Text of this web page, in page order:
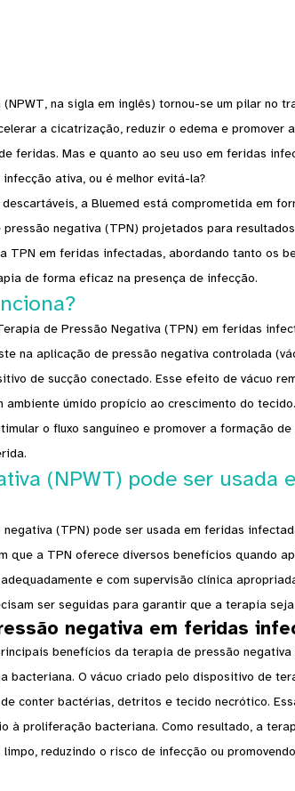
na sigla em inglês) tornou-se um pilar no
a cicatrização, reduzir o edema e promover
feridas. Mas e quanto ao seu uso em feridas
ativa, ou é melhor evitá-la?
a Bluemed ​​está comprometida em
negativa (TPN) projetados para
TPN em feridas infectadas, abordando tanto os
de forma eficaz na presença de infecção.
de Pressão Negativa (TPN) em feridas
na aplicação de pressão negativa controlada
de sucção conectado. Esse efeito de vácuo
úmido propício ao crescimento do
o fluxo sanguíneo e promover a formação
(NPWT) pode ser usada
(TPN) pode ser usada em feridas
que a TPN oferece diversos benefícios quando
e com supervisão clínica
ser seguidas para garantir que a terapia
negativa em feridas
benefícios da terapia de pressão
bacteriana. O vácuo criado pelo dispositivo de
conter bactérias, detritos e tecido necrótico.
à proliferação bacteriana. Como resultado, a
reduzindo o risco de infecção ou